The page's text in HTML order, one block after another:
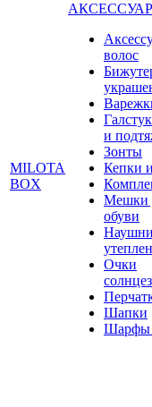
MILOTA
BOX
волос
и
Зонты
Кепки
Мешки
обуви
Очки
Шапки
Шарфы